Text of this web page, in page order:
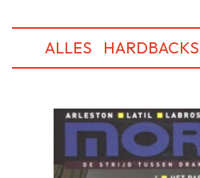
ALLES